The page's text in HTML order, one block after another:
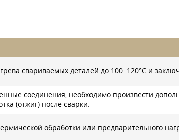
свариваемых деталей до 100−120°C и
соединения, необходимо произвести
(отжиг) после сварки.
обработки или предварительного